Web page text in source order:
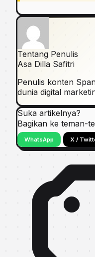
Tentang Penulis
Asa Dilla Safitri
Penulis konten
dunia digital
Suka artikelnya?
Bagikan ke teman-
WhatsApp X /